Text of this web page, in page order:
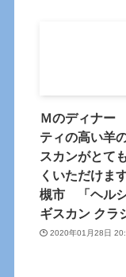
Ｍのディナー
ティの高い羊
スカンがとて
くいただけま
槻市 「ヘル
ギスカン クラ
2020年01月28日